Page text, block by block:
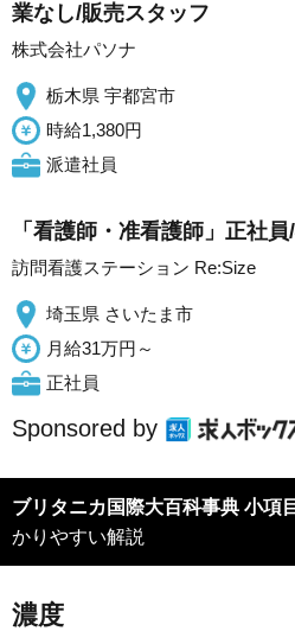
業なし/販売スタッフ
株式会社パソナ
栃木県 宇都宮市
時給1,380円
派遣社員
「看護師・准看護師」正社
訪問看護ステーション Re:Size
埼玉県 さいたま市
月給31万円～
正社員
Sponsored by
ブリタニカ国際大百科事典 小項
かりやすい解説
濃度